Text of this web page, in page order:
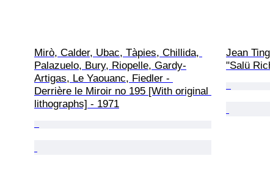
Mirò, Calder, Ubac, Tàpies, Chillida,
Palazuelo, Bury, Riopelle, Gardy-
Artigas, Le Yaouanc, Fiedler -
Derrière le Miroir no 195 [With original
lithographs] - 1971
Jean
"Salü